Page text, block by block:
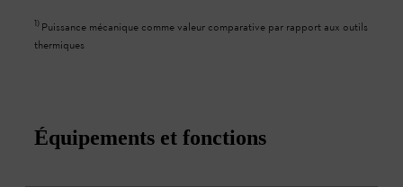
1) Puissance mécanique comme valeur comparative par rapport aux outils
thermiques
Équipements et fonctions